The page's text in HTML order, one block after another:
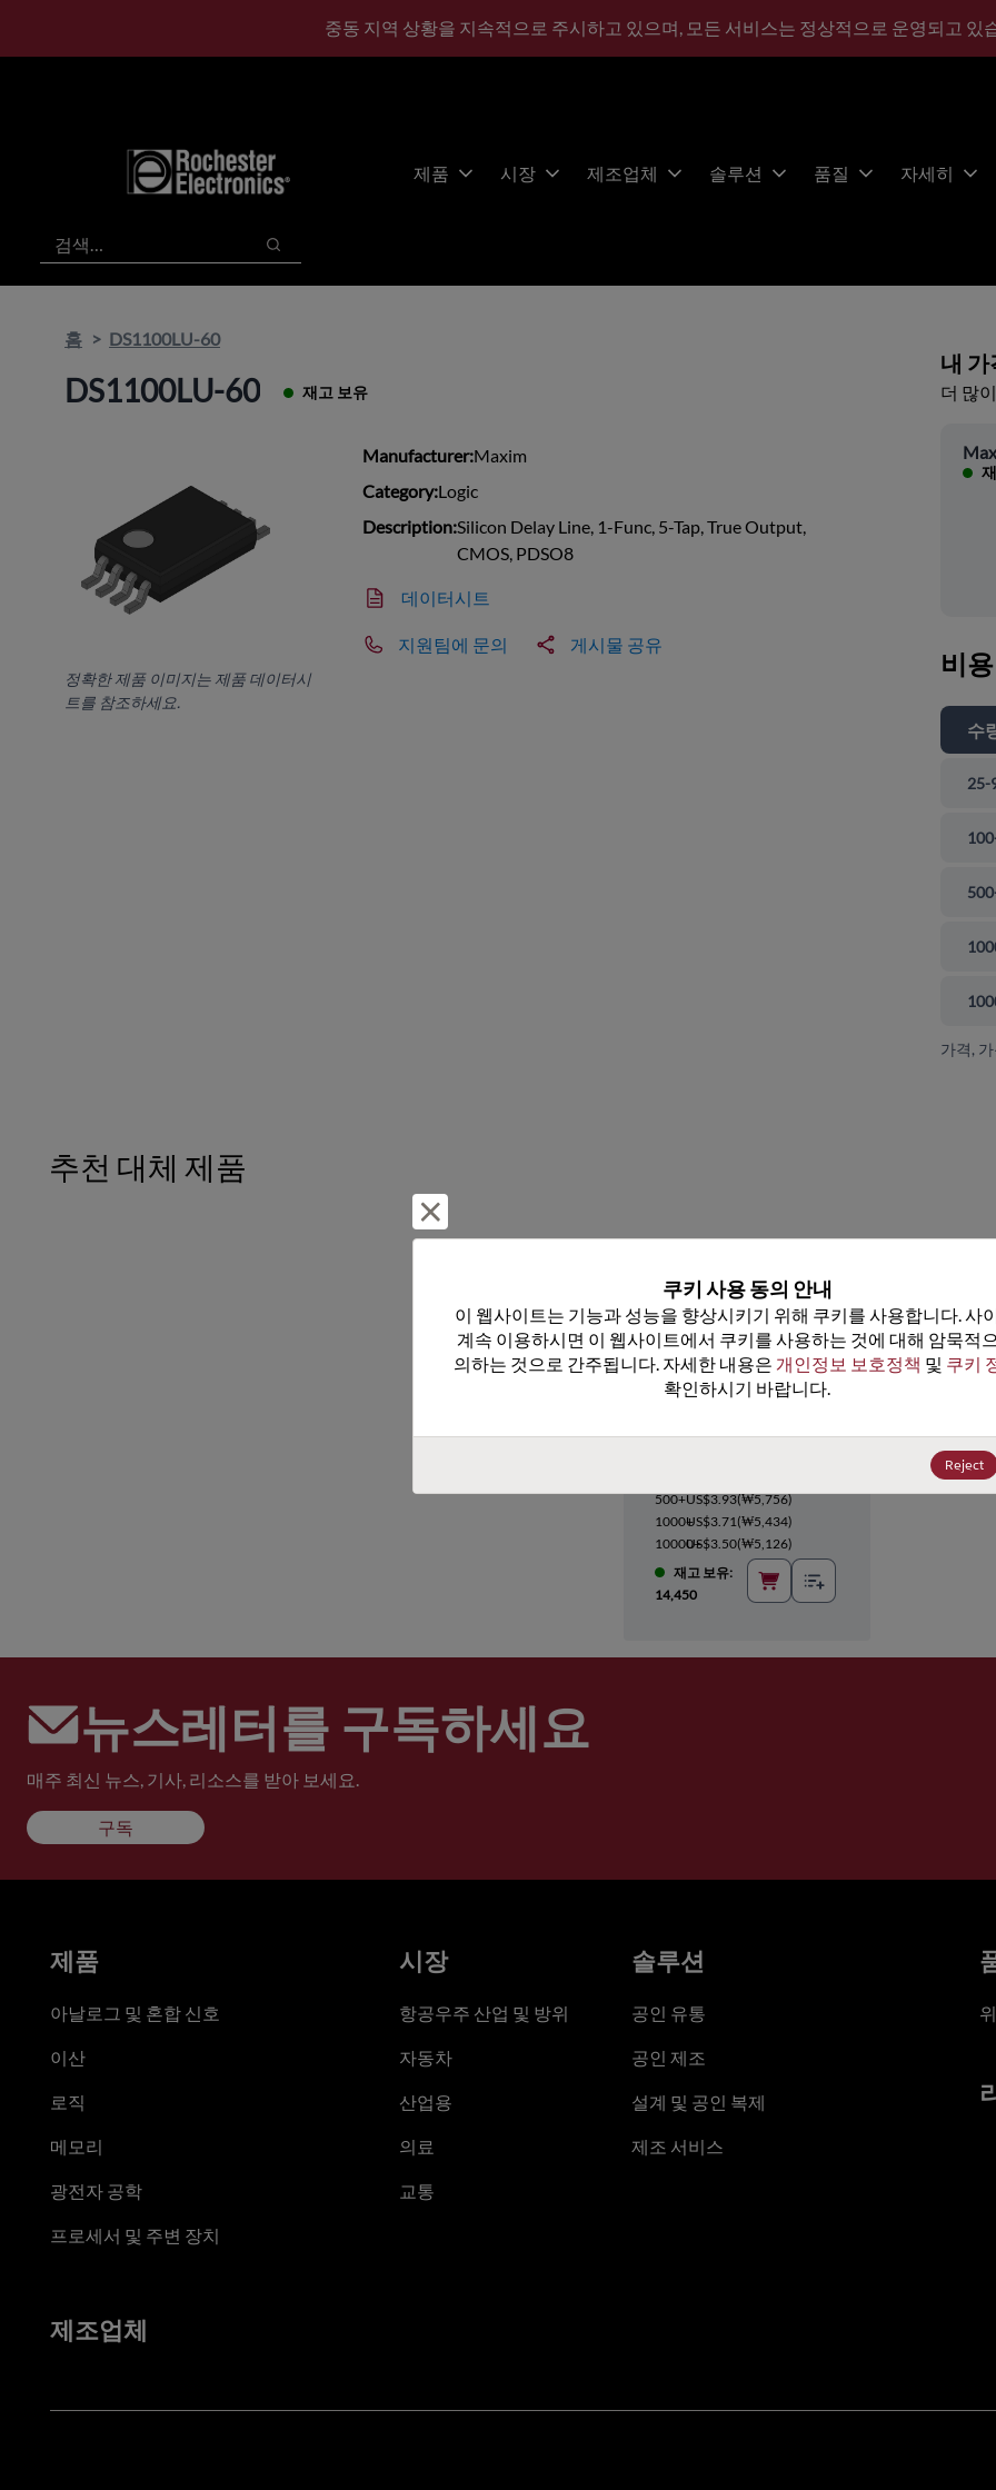
중동 지역 상황을 지속적으로 주시하고 있으며, 모든 서비스는 정상적으로 운영되고 있
제품 시장 제조업체 솔루션 품질 자세히
검색
검색
홈 DS1100LU-60
DS1100LU-60 재고 보유
정확한 제품 이미지는 제품 데이터시
트를 참조하세요.
Manufacturer:Maxim
Category:Logic
Description:Silicon Delay Line, 1-Func, 5-Tap, True Output,
CMOS, PDSO8
데이터시트
지원팀에 문의 게시물 공유
내 가
더 많
비용
수
25-
가격,
추천 대체 제품
DS1100LU-60+
500+US$3.93(₩5,756)
1000+US$3.71(₩5,434)
10000+US$3.50(₩5,126)
재고 보유:
14,450
뉴스레터를 구독하세요
매주 최신 뉴스, 기사, 리소스를 받아 보세요.
구독
쿠키 사용 동의 안내
이 웹사이트는 기능과 성능을 향상시키기 위해 쿠키를 사용합니다. 사
계속 이용하시면 이 웹사이트에서 쿠키를 사용하는 것에 대해 암묵적
의하는 것으로 간주됩니다. 자세한 내용은 개인정보 보호정책 및 쿠키
확인하시기 바랍니다.
Reject
제품
아날로그 및 혼합 신호
이산
로직
메모리
광전자 공학
프로세서 및 주변 장치
시장
항공우주 산업 및 방위
자동차
산업용
의료
교통
솔루션
공인 유통
공인 제조
설계 및 공인 복제
제조 서비스
제조업체